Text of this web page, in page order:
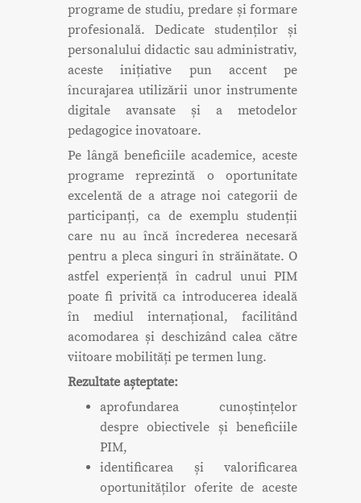
programe de studiu, predare și formare
profesională. Dedicate studenților și
personalului didactic sau administrativ,
aceste inițiative pun accent pe
încurajarea utilizării unor instrumente
digitale avansate și a metodelor
pedagogice inovatoare.
Pe lângă beneficiile academice, aceste
programe reprezintă o oportunitate
excelentă de a atrage noi categorii de
participanți, ca de exemplu studenții
care nu au încă încrederea necesară
pentru a pleca singuri în străinătate. O
astfel experiență în cadrul unui PIM
poate fi privită ca introducerea ideală
în mediul internațional, facilitând
acomodarea și deschizând calea către
viitoare mobilități pe termen lung.
Rezultate așteptate:
aprofundarea cunoștințelor
despre obiectivele și beneficiile
PIM,
identificarea și valorificarea
oportunităților oferite de aceste